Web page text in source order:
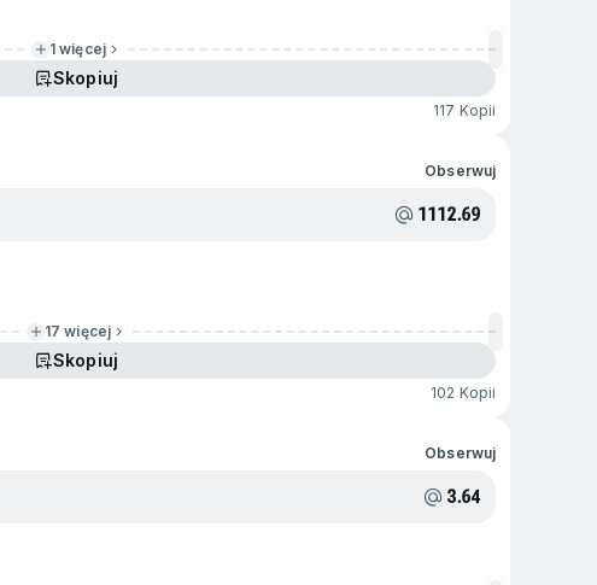
1 więcej
Skopiuj
117 Kopii
Obserwuj
1112.69
17 więcej
Skopiuj
102 Kopii
Obserwuj
3.64